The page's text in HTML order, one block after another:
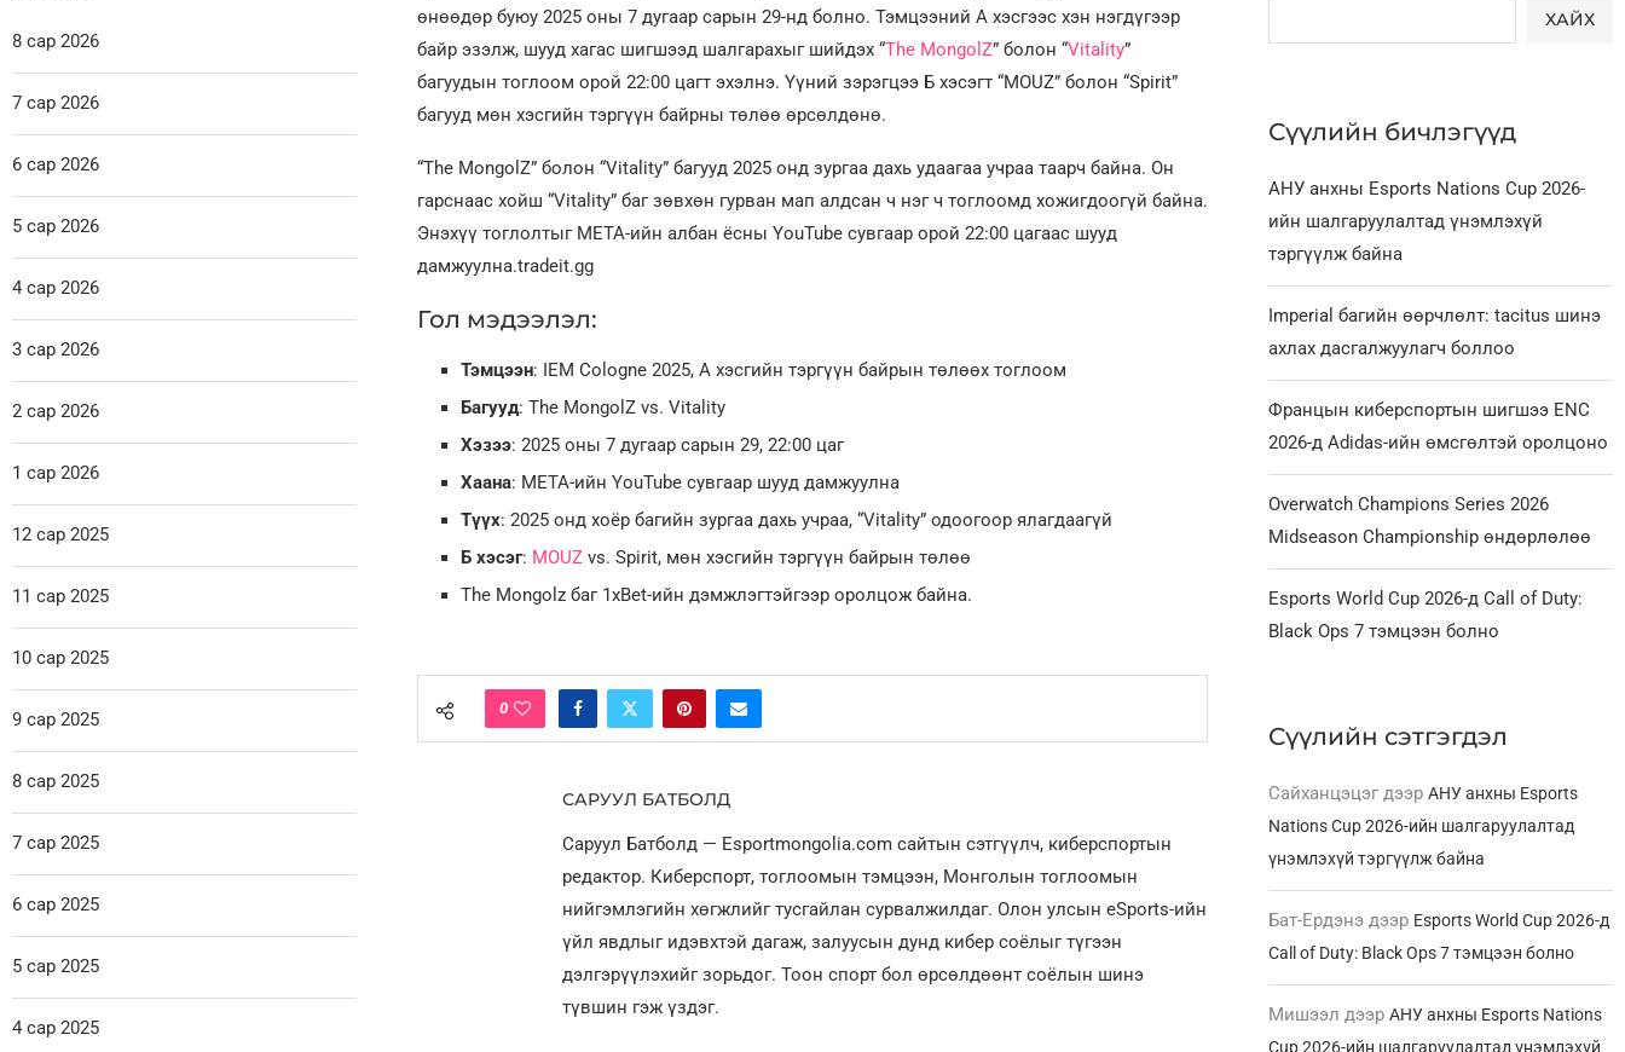
өнөөдөр буюу 2025 оны 7 дугаар сарын 29-нд болно. Тэмцээний А хэсгээс хэн нэгдүгээр
байр эзэлж, шууд хагас шигшээд шалгарахыг шийдэх “The MongolZ” болон “Vitality”
багуудын тоглоом орой 22:00 цагт эхэлнэ. Үүний зэрэгцээ Б хэсэгт “MOUZ” болон “Spirit”
багууд мөн хэсгийн тэргүүн байрны төлөө өрсөлдөнө.
“The MongolZ” болон “Vitality” багууд 2025 онд зургаа дахь удаагаа учраа таарч байна. Он
гарснаас хойш “Vitality” баг зөвхөн гурван мап алдсан ч нэг ч тоглоомд хожигдоогүй байна.
Энэхүү тоглолтыг META-ийн албан ёсны YouTube сувгаар орой 22:00 цагаас шууд
дамжуулна.tradeit.gg
Гол мэдээлэл:
Тэмцээн: IEM Cologne 2025, А хэсгийн тэргүүн байрын төлөөх тоглоом
Багууд: The MongolZ vs. Vitality
Хэзээ: 2025 оны 7 дугаар сарын 29, 22:00 цаг
Хаана: META-ийн YouTube сувгаар шууд дамжуулна
Түүх: 2025 онд хоёр багийн зургаа дахь учраа, “Vitality” одоогоор ялагдаагүй
Б хэсэг: MOUZvs. Spirit, мөн хэсгийн тэргүүн байрын төлөө
The Mongolz баг 1xBet-ийн дэмжлэгтэйгээр оролцож байна.
0
САРУУЛ БАТБОЛД
Саруул Батболд — Esportmongolia.com сайтын сэтгүүлч, киберспортын
редактор. Киберспорт, тоглоомын тэмцээн, Монголын тоглоомын
нийгэмлэгийн хөгжлийг тусгайлан сурвалжилдаг. Олон улсын eSports-ийн
үйл явдлыг идэвхтэй дагаж, залуусын дунд кибер соёлыг түгээн
дэлгэрүүлэхийг зорьдог. Тоон спорт бол өрсөлдөөнт соёлын шинэ
түвшин гэж үздэг.
ХАЙХ
Сүүлийн бичлэгүүд
АНУ анхны Esports Nations Cup 2026-
ийн шалгаруулалтад үнэмлэхүй
тэргүүлж байна
Imperial багийн өөрчлөлт: tacitus шинэ
ахлах дасгалжуулагч боллоо
Францын киберспортын шигшээ ENC
2026-д Adidas-ийн өмсгөлтэй оролцоно
Overwatch Champions Series 2026
Midseason Championship өндөрлөлөө
Esports World Cup 2026-д Call of Duty:
Black Ops 7 тэмцээн болно
Сүүлийн сэтгэгдэл
Сайханцэцэг дээрАНУ анхны Esports
Nations Cup 2026-ийн шалгаруулалтад
үнэмлэхүй тэргүүлж байна
Бат-Ердэнэ дээр Esports World Cup 2026-д
Call of Duty: Black Ops 7 тэмцээн болно
Мишээл дээрАНУ анхны Esports Nations
Cup 2026-ийн шалгаруулалтад үнэмлэхүй
8 сар 2026
7 сар 2026
6 сар 2026
5 сар 2026
4 сар 2026
3 сар 2026
2 сар 2026
1 сар 2026
12 сар 2025
11 сар 2025
10 сар 2025
9 сар 2025
8 сар 2025
7 сар 2025
6 сар 2025
5 сар 2025
4 сар 2025